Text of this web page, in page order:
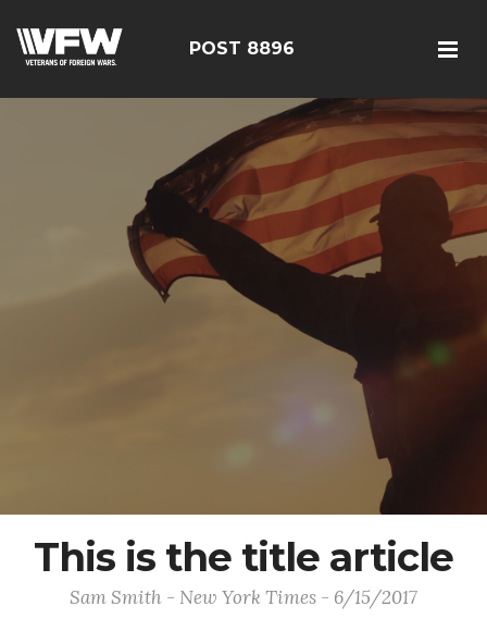
POST 8896
This is the title article
Sam Smith - New York Times - 6/15/2017